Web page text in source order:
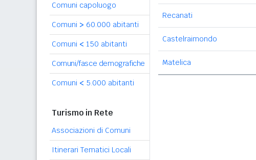
Comuni capoluogo
Comuni > 60.000 abitanti
Comuni < 150 abitanti
Comuni/fasce demografiche
Comuni < 5.000 abitanti
Turismo in Rete
Associazioni di Comuni
Itinerari Tematici Locali
Recanati
Castelraimondo
Matelica